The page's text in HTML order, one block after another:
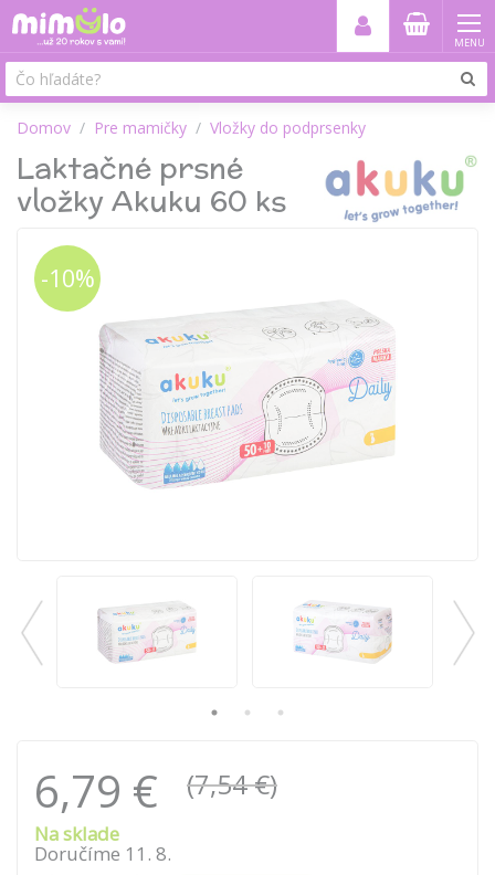
MENU
Domov Pre mamičky Vložky do podprsenky
Laktačné prsné
vložky Akuku 60 ks
-10%
6,79 € (7,54 €)
Na sklade
Doručíme 11 . 8.